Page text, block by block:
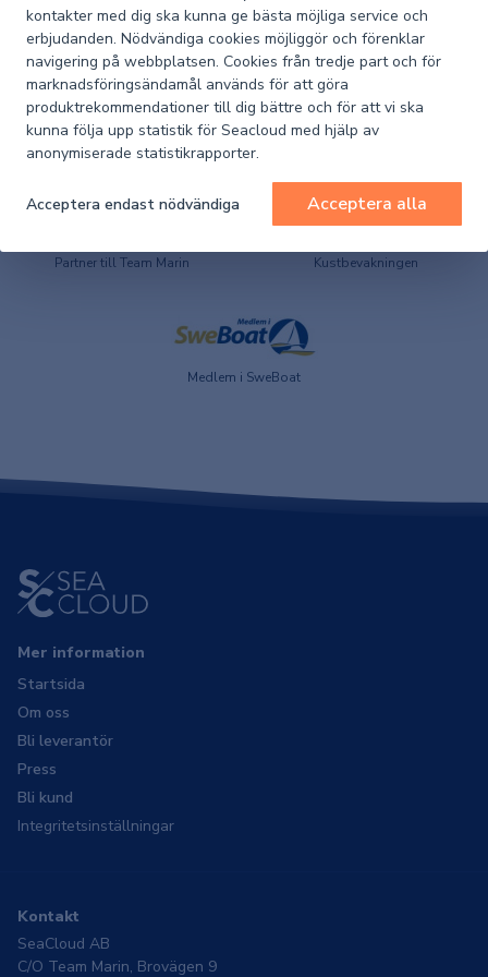
kontakter med dig ska kunna ge bästa möjliga service och
erbjudanden. Nödvändiga cookies möjliggör och förenklar
navigering på webbplatsen. Cookies från tredje part och för
marknadsföringsändamål används för att göra
produktrekommendationer till dig bättre och för att vi ska
kunna följa upp statistik för Seacloud med hjälp av
anonymiserade statistikrapporter.
Acceptera endast nödvändiga Acceptera alla
Artikelnummer
Seacloud
1002-39645
Partner till Team Marin
Kustbevakningen
Medlem i SweBoat
Mer information
Startsida
Om oss
Bli leverantör
Press
Bli kund
Integritetsinställningar
Kontakt
SeaCloud AB
C/O Team Marin, Brovägen 9